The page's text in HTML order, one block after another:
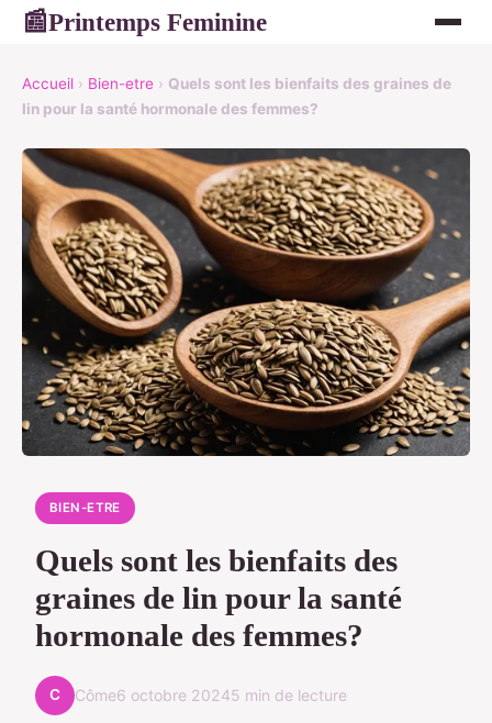
📰Printemps Feminine
Accueil › Bien-etre › Quels sont les bienfaits des graines de
lin pour la santé hormonale des femmes?
BIEN-ETRE
Quels sont les bienfaits des
graines de lin pour la santé
hormonale des femmes?
C Côme6 octobre 20245 min de lecture